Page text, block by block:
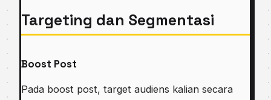
Targeting dan Segmentasi
Boost Post
Pada boost post, target audiens kalian secara